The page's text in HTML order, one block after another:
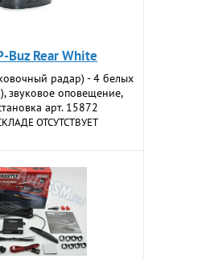
Buz Rear White
радар) - 4 белых
звуковое оповещение,
арт. 15872
ОТСУТСТВУЕТ